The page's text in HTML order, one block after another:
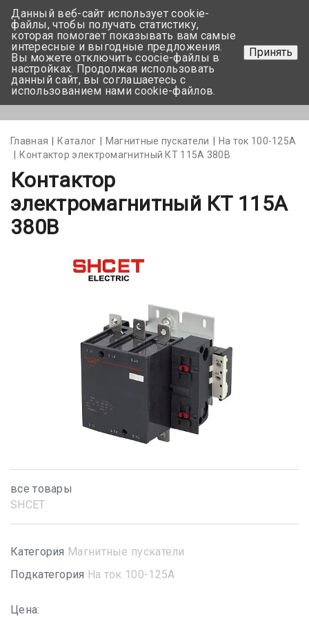
+375 17-350-99-56
+375 44-752-82-08
Задать вопрос
Главная Каталог Магнитные пускатели
На ток 100-125А
Контактор электромагнитный КТ 115А 380В
Контактор
электромагнитный КТ 115А
380В
все товары
SHСET
Категория Магнитные пускатели
Подкатегория На ток 100-125А
Цена:
Данный веб-сайт использует cookie-
файлы, чтобы получать статистику,
которая помогает показывать вам самые
интересные и выгодные предложения.
Вы можете отключить coocie-файлы в
настройках. Продолжая использовать
данный сайт, вы соглашаетесь с
использованием нами cookie-файлов.
Принять